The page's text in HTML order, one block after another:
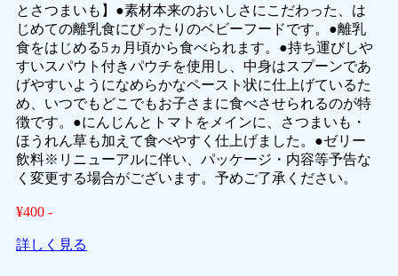
とさつまいも】●素材本来のおいしさにこだわった、は
じめての離乳食にぴったりのベビーフードです。●離乳
食をはじめる5ヵ月頃から食べられます。●持ち運びしや
すいスパウト付きパウチを使用し、中身はスプーンであ
げやすいようになめらかなペースト状に仕上げているた
め、いつでもどこでもお子さまに食べさせられるのが特
徴です。●にんじんとトマトをメインに、さつまいも・
ほうれん草も加えて食べやすく仕上げました。●ゼリー
飲料※リニューアルに伴い、パッケージ・内容等予告な
く変更する場合がございます。予めご了承ください。
¥400 -
詳しく見る